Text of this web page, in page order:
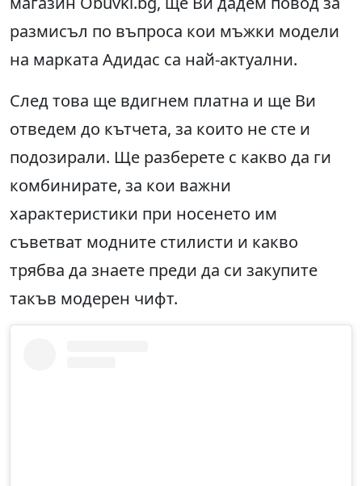
размисъл по въпроса кои мъжки модели
на марката Адидас са най-актуални.
След това ще вдигнем платна и ще Ви
отведем до кътчета, за които не сте и
подозирали. Ще разберете с какво да ги
комбинирате, за кои важни
характеристики при носенето им
съветват модните стилисти и какво
трябва да знаете преди да си закупите
такъв модерен чифт.